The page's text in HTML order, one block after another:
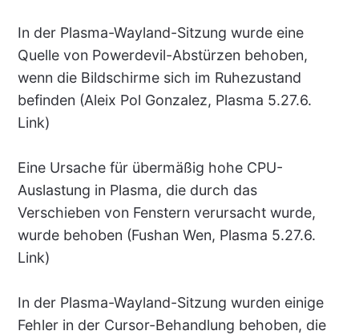
In der Plasma-Wayland-Sitzung wurde eine
Quelle von Powerdevil-Abstürzen behoben,
wenn die Bildschirme sich im Ruhezustand
befinden (Aleix Pol Gonzalez, Plasma 5.27.6.
Link)
Eine Ursache für übermäßig hohe CPU-
Auslastung in Plasma, die durch das
Verschieben von Fenstern verursacht wurde,
wurde behoben (Fushan Wen, Plasma 5.27.6.
Link)
In der Plasma-Wayland-Sitzung wurden einige
Fehler in der Cursor-Behandlung behoben, die